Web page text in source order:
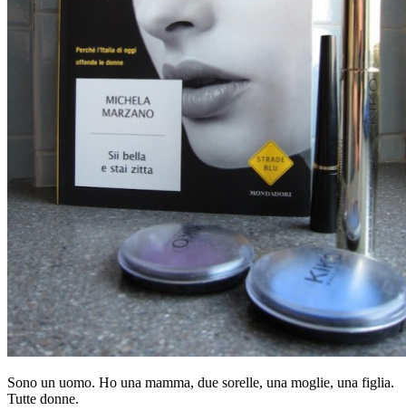
Sono un uomo. Ho una mamma, due sorelle, una moglie, una figlia.
Tutte donne.